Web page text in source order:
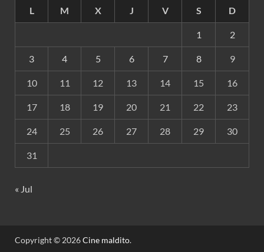
L
M X J V S D
1 2
3 4 5 6 7 8 9
10 11 12 13 14 15 16
17 18 19 20 21 22 23
24 25 26 27 28 29 30
31
« Jul
Copyright © 2026Cine maldito.